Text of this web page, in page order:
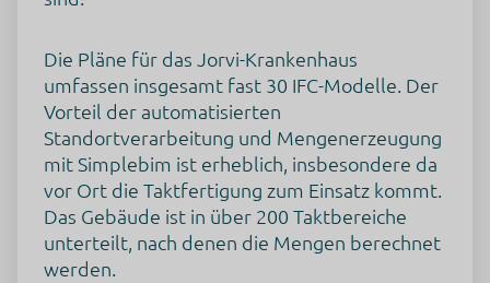
Die Pläne für das Jorvi-Krankenhaus
umfassen insgesamt fast 30 IFC-Modelle. Der
Vorteil der automatisierten
Standortverarbeitung und Mengenerzeugung
mit Simplebim ist erheblich, insbesondere da
vor Ort die Taktfertigung zum Einsatz kommt.
Das Gebäude ist in über 200 Taktbereiche
unterteilt, nach denen die Mengen berechnet
werden.